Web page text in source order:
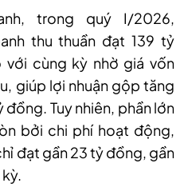
trong quý I/2026,
thu thuần đạt 139 tỷ
cùng kỳ nhờ giá vốn
giúp lợi nhuận gộp tăng
đồng. Tuy nhiên, phần lớn
bởi chi phí hoạt động,
đạt gần 23 tỷ đồng, gần